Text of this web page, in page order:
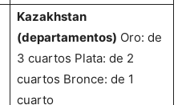
Kazakhstan
(departamentos) Oro: de
3 cuartos Plata: de 2
cuartos Bronce: de 1
cuarto